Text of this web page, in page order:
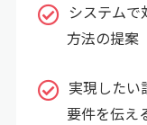
システム
方法の提案
実現したい
要件を伝え